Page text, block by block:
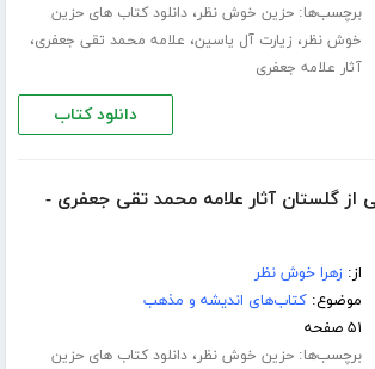
برچسب‌ها:حزین خوش نظر،دانلود کتاب های حزین
خوش نظر، زیارت آل یاسین، علامه محمد تقی جعفری،
آثار علامه جعفری
دانلود کتاب
از گلستان آثار علامه محمد تقی جعفری -
از:زهرا خوش نظر
موضوع:کتاب‌های اندیشه و مذهب
۵۱ صفحه
برچسب‌ها:حزین خوش نظر،دانلود کتاب های حزین